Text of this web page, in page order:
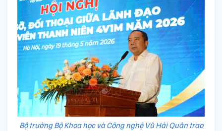
Bộ trưởng Bộ Khoa học và Công nghệ Vũ Hải Quân trao